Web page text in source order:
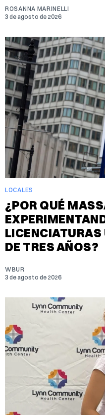
ROSANNA MARINELLI
3 de agosto de 2026
LOCALES
¿POR QUÉ
DE TRES AÑOS?
WBUR
3 de agosto de 2026